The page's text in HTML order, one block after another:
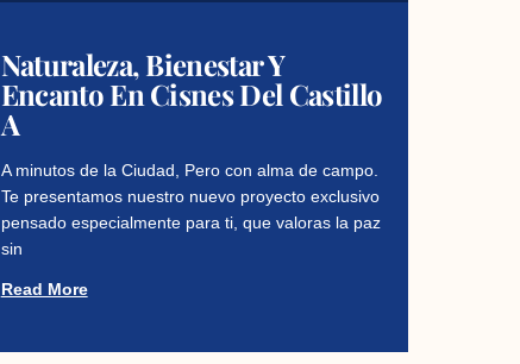
Naturaleza, Bienestar Y
Encanto En Cisnes Del Castillo
A
A minutos de la Ciudad, Pero con alma de campo.
Te presentamos nuestro nuevo proyecto exclusivo
pensado especialmente para ti, que valoras la paz
sin
Read More